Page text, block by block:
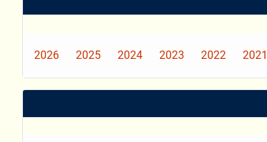
2026 2025 2024 2023 2022 2021